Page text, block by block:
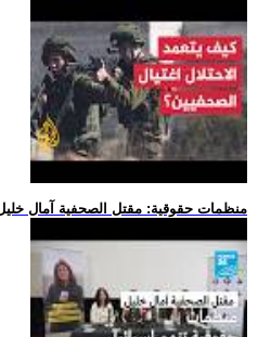
.. منظمات حقوقية: مقتل الصحفية آمال